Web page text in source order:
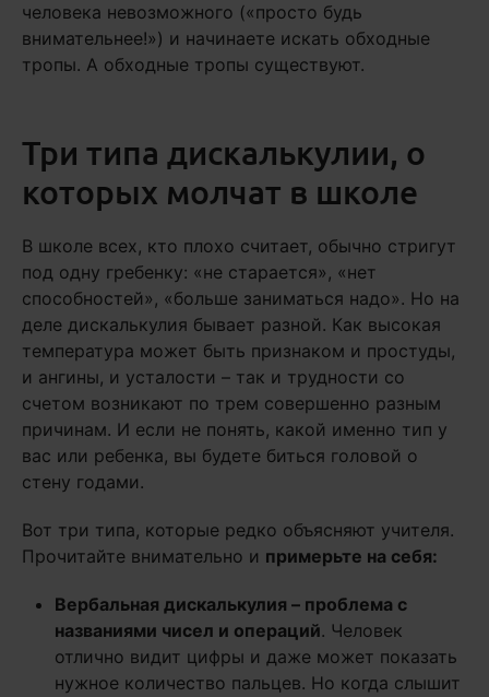
человека невозможного («просто будь
внимательнее!») и начинаете искать обходные
тропы. А обходные тропы существуют.
Три типа дискалькулии, о
которых молчат в школе
В школе всех, кто плохо считает, обычно стригут
под одну гребенку: «не старается», «нет
способностей», «больше заниматься надо». Но на
деле дискалькулия бывает разной. Как высокая
температура может быть признаком и простуды,
и ангины, и усталости – так и трудности со
счетом возникают по трем совершенно разным
причинам. И если не понять, какой именно тип у
вас или ребенка, вы будете биться головой о
стену годами.
Вот три типа, которые редко объясняют учителя.
Прочитайте внимательно и примерьте на себя:
Вербальная дискалькулия – проблема с
названиями чисел и операций. Человек
отлично видит цифры и даже может показать
нужное количество пальцев. Но когда слышит